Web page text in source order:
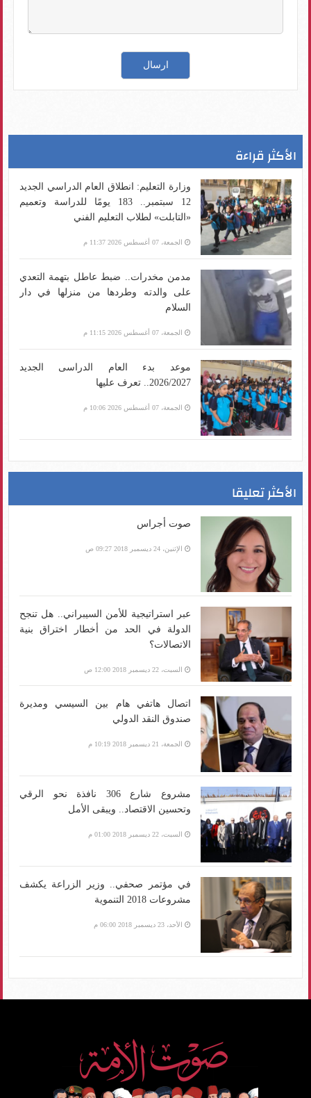
الأكثر قراءة
وزارة التعليم: انطلاق العام الدراسي الجديد
12 سبتمبر.. 183 يومًا للدراسة وتعميم
«التابلت» لطلاب التعليم الفني
الجمعة، 07 أغسطس 2026 11:37 م
مدمن مخدرات.. ضبط عاطل بتهمة التعدي
على والدته وطردها من منزلها في دار
السلام
الجمعة، 07 أغسطس 2026 11:15 م
موعد بدء العام الدراسى الجديد
2026/2027.. تعرف عليها
الجمعة، 07 أغسطس 2026 10:06 م
الأكثر تعليقا
صوت أجراس
الإثنين، 24 ديسمبر 2018 09:27 ص
عبر استراتيجية للأمن السيبراني.. هل تنجح
الدولة في الحد من أخطار اختراق بنية
الاتصالات؟
السبت، 22 ديسمبر 2018 12:00 ص
اتصال هاتفي هام بين السيسي ومديرة
صندوق النقد الدولي
الجمعة، 21 ديسمبر 2018 10:19 م
مشروع شارع 306 نافذة نحو الرقي
وتحسين الاقتصاد.. ويبقى الأمل
السبت، 22 ديسمبر 2018 01:00 م
في مؤتمر صحفي.. وزير الزراعة يكشف
مشروعات 2018 التنموية
الأحد، 23 ديسمبر 2018 06:00 م